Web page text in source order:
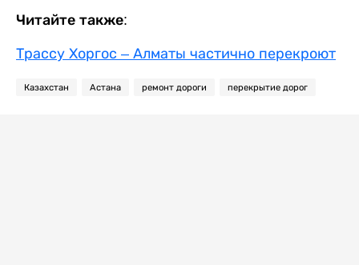
Читайте также:
Трассу Хоргос – Алматы частично перекроют
Казахстан Астана ремонт дороги перекрытие дорог